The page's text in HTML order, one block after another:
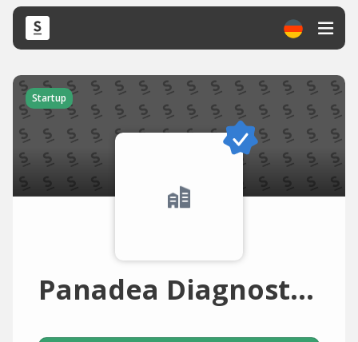
Startup
Panadea Diagnostics